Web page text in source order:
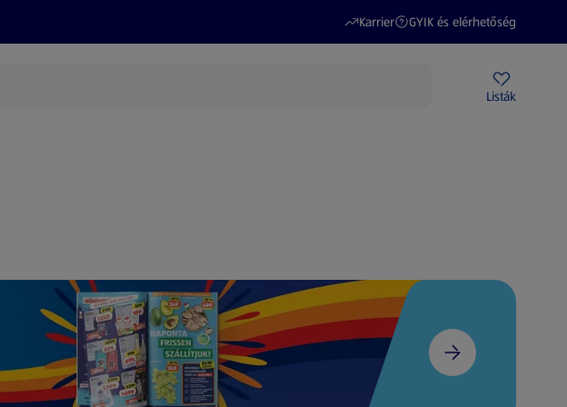
Karrier
(új oldalon nyílik meg)
GYIK és elérhetőség
(új oldalon nyílik meg)
Listák